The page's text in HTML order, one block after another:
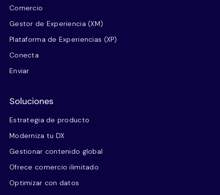
Comercio
Gestor de Experiencia (XM)
Plataforma de Experiencias (XP)
Conecta
Enviar
Soluciones
Estrategia de producto
Moderniza tu DX
Gestionar contenido global
Ofrece comercio ilimitado
Optimizar con datos